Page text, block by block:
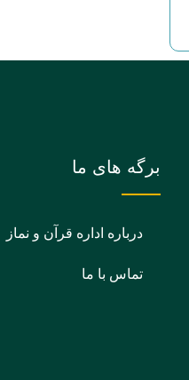
برگه های ما
درباره اداره قرآن و نماز
تماس با ما